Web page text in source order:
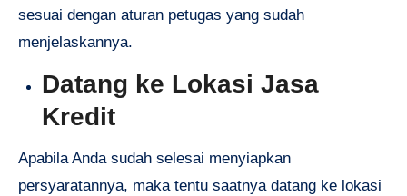
sesuai dengan aturan petugas yang sudah
menjelaskannya.
Datang ke Lokasi Jasa
Kredit
Apabila Anda sudah selesai menyiapkan
persyaratannya, maka tentu saatnya datang ke lokasi